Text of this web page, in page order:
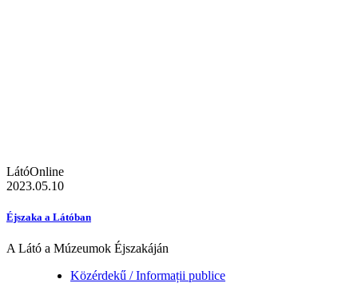
LátóOnline
2023.05.10
Éjszaka a Látóban
A Látó a Múzeumok Éjszakáján
Közérdekű / Informații publice